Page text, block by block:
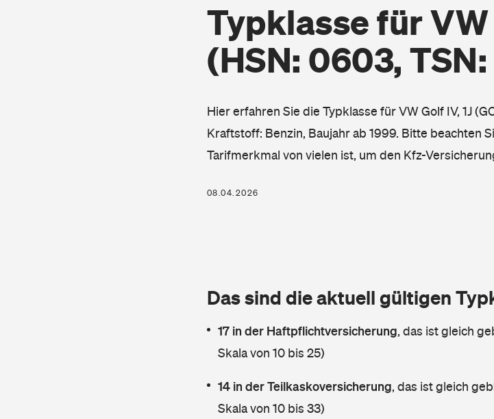
Typklasse für
(HSN: 0603,
Hier erfahren Sie die Typklasse für VW Golf IV, 1J
Kraftstoff: Benzin, Baujahr ab 1999. Bitte beachten
Tarifmerkmal von vielen ist, um den Kfz-
08.04.2026
Das sind die aktuell gültigen
17 in der Haftpflichtversicherung, das ist gleich
Skala von 10 bis 25)
14 in der Teilkaskoversicherung, das ist gleich
Skala von 10 bis 33)